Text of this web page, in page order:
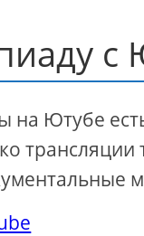
с
на Ютубе